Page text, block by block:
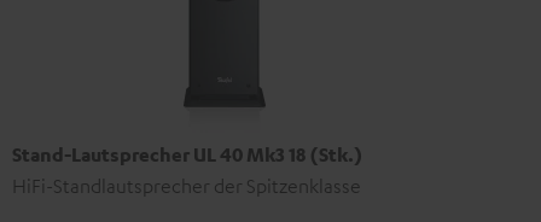
Stand-Lautsprecher UL 40 Mk3 18 (Stk.)
HiFi-Standlautsprecher der Spitzenklasse